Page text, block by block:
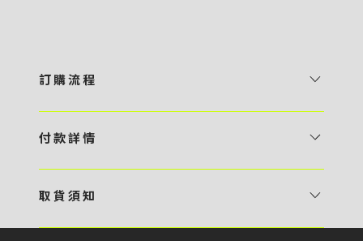
訂 購 流 程
預 約 〉，參看官網上的商品目錄和作品照片去選擇心儀的款式，同時可
報價 貴客可透過電郵方式或 WhatsApp 平台提交定製資料，4AM 團
付 款 詳 情
・ Payme ・ 現金機入數 ・ 銀行櫃檯入數 ・ ATM自動櫃員機轉帳 ・
取 貨 須 知